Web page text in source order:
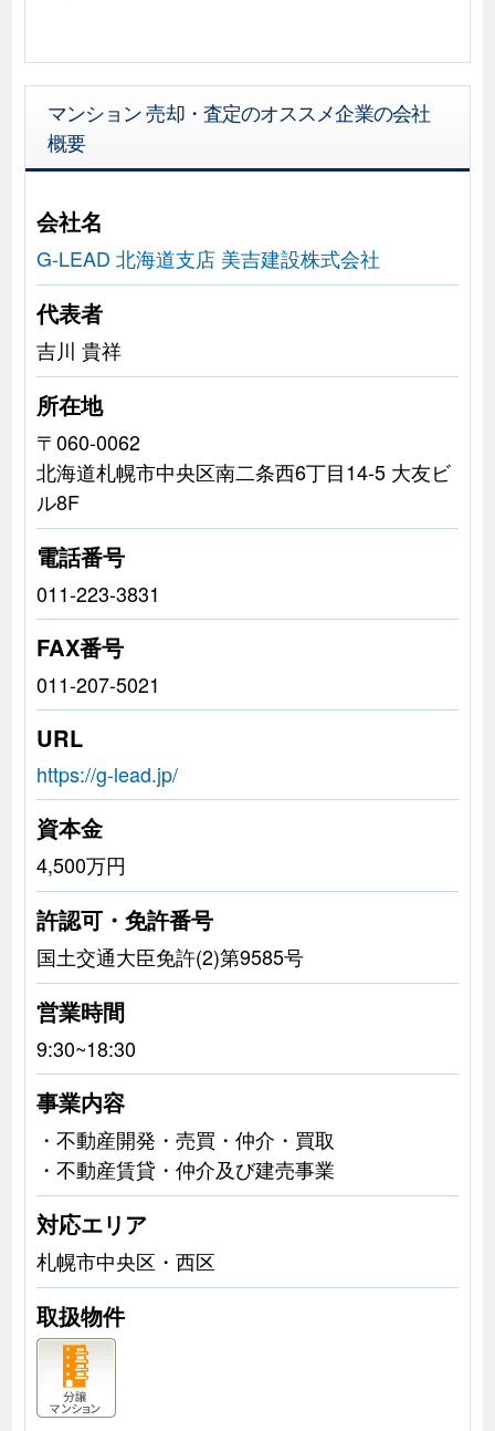
マンション 売却・査定のオススメ企業の会社
概要
会社名
G-LEAD 北海道支店 美吉建設株式会社
代表者
吉川 貴祥
所在地
〒060-0062
北海道札幌市中央区南二条西6丁目14-5 大友ビ
ル8F
電話番号
011-223-3831
FAX番号
011-207-5021
URL
https://g-lead.jp/
資本金
4,500万円
許認可・免許番号
国土交通大臣免許(2)第9585号
営業時間
9:30~18:30
事業内容
・不動産開発・売買・仲介・買取
・不動産賃貸・仲介及び建売事業
対応エリア
札幌市中央区・西区
取扱物件